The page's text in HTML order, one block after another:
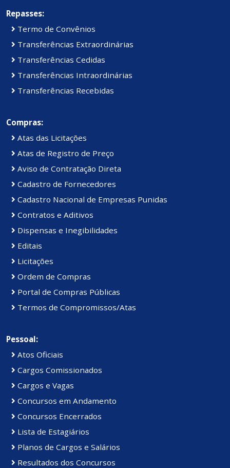
Repasses:
Termo de Convênios
Transferências Extraordinárias
Transferências Cedidas
Transferências Intraordinárias
Transferências Recebidas
Compras:
Atas das Licitações
Atas de Registro de Preço
Aviso de Contratação Direta
Cadastro de Fornecedores
Cadastro Nacional de Empresas Punidas
Contratos e Aditivos
Dispensas e Inegibilidades
Editais
Licitações
Ordem de Compras
Portal de Compras Públicas
Termos de Compromissos/Atas
Pessoal:
Atos Oficiais
Cargos Comissionados
Cargos e Vagas
Concursos em Andamento
Concursos Encerrados
Lista de Estagiários
Planos de Cargos e Salários
Resultados dos Concursos